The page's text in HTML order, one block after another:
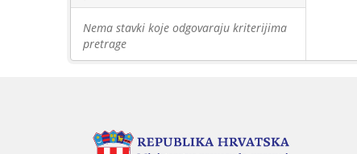
Nema stavki koje odgovaraju kriterijima
pretrage